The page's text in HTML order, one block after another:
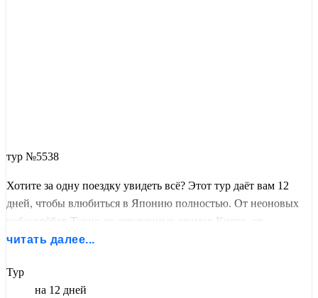
тур №5538
Хотите за одну поездку увидеть всё? Этот тур даёт вам 12
дней, чтобы влюбиться в Японию полностью. От неоновых
небоскрёбов Токио до деревянных храмов Киото, от
священной Фудзи до онсэнов на побережье Тихого океана, от
страны.
читать далее...
Тур
на 12 дней